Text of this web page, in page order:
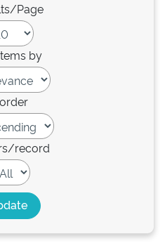
Page
by
record